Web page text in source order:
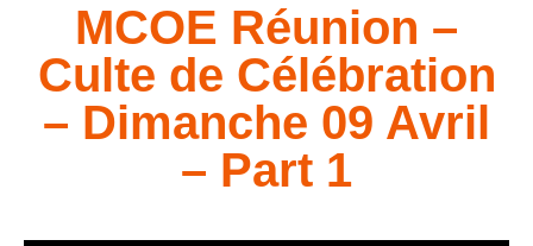
MCOE Réunion –
Culte de Célébration
– Dimanche 09 Avril
– Part 1